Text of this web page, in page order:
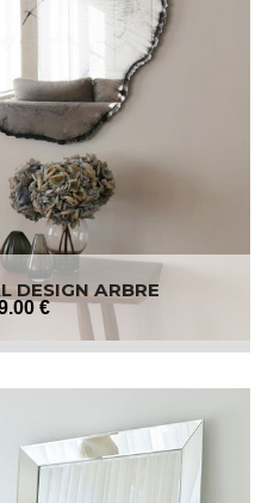
DESIGN ARBRE
.00 €